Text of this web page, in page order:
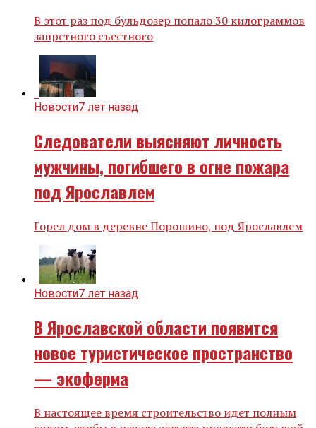
В этот раз под бульдозер попало 30 килограммов
запретного съестного
Новости7 лет назад
Следователи выясняют личность
мужчины, погибшего в огне пожара
под Ярославлем
Горел дом в деревне Порошино, под Ярославлем
Новости7 лет назад
В Ярославской области появится
новое туристическое пространство
— экоферма
В настоящее время строительство идет полным